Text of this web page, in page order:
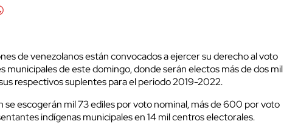
de venezolanos están convocados a ejercer su derecho al voto
municipales de este domingo, donde serán electos más de dos mil
respectivos suplentes para el periodo 2019-2022.
se escogerán mil 73 ediles por voto nominal, más de 600 por voto
indígenas municipales en 14 mil centros electorales.